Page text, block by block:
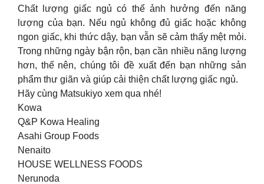
Chất lượng giấc ngủ có thể ảnh hưởng đến năng
lượng của bạn. Nếu ngủ không đủ giấc hoặc không
ngon giấc, khi thức dậy, bạn vẫn sẽ cảm thấy mệt mỏi.
Trong những ngày bận rộn, bạn cần nhiều năng lượng
hơn, thế nên, chúng tôi đề xuất đến bạn những sản
phẩm thư giãn và giúp cải thiện chất lượng giấc ngủ.
Hãy cùng Matsukiyo xem qua nhé!
Kowa
Q&P Kowa Healing
Asahi Group Foods
Nenaito
HOUSE WELLNESS FOODS
Nerunoda